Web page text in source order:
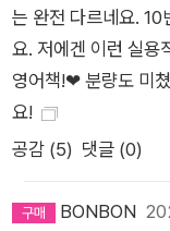
는 완전 다르네요. 10
요. 저에겐 이런 실용
영어책!❤ 분량도 미
요!
공감 (5) 댓글 (0)
BONBON